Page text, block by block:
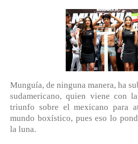
Munguía, de ninguna manera, ha
sudamericano, quien viene con
triunfo sobre el mexicano para
mundo boxístico, pues eso lo
la luna.